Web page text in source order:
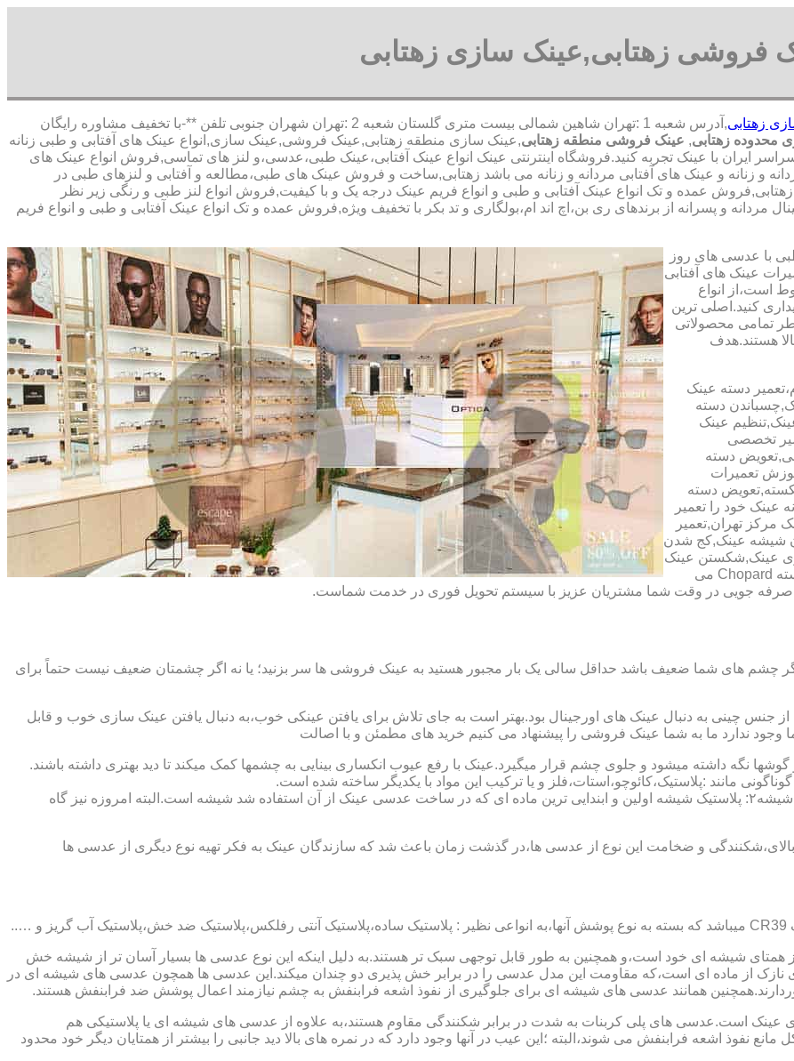
فروشی زهتابی,عینک سازی زهتابی
زهتابی
,آدرس شعبه 1 :تهران شاهین شمالی بیست متری گلستان شعبه 2 :تهران شهران جنوبی تلفن **-با تخفیف مشاوره رایگان
محدوده زهتابی, عینک فروشی منطقه زهتابی,عینک سازی منطقه زهتابی,عینک فروشی,عینک سازی,انواع عینک های آفتابی و طبی زنانه
ایران با عینک تجربه کنید.فروشگاه اینترنتی عینک انواع عینک آفتابی،عینک طبی،عدسی،و لنز های تماسی,فروش انواع عینک های
و زنانه و عینک های آفتابی مردانه و زنانه می باشد زهتابی,ساخت و فروش عینک های طبی،مطالعه و آفتابی و لنزهای طبی در
زهتابی,فروش عمده و تک انواع عینک آفتابی و طبی و انواع فریم عینک درجه یک و با کیفیت,فروش انواع لنز طبی و رنگی زیر نظر
مردانه و پسرانه از برندهای ری بن،اچ اند ام،بولگاری و تد بکر با تخفیف ویژه,فروش عمده و تک انواع عینک آفتابی و طبی و انواع فریم
با عدسی های روز
عینک های آفتابی
است،از انواع
کنید.اصلی ترین
تمامی محصولاتی
هستند.هدف
دسته عینک
دسته
عینک
تخصصی
دسته
تعمیرات
دسته
عینک خود را تعمیر
مرکز تهران,تعمیر
شیشه عینک,کج شدن
عینک,شکستن عینک
فلزی,تعمیر عینک بچه گانه,دسته Rey Ban,دسته AO,دسته Police,دسته Chopard می
صرفه جویی در وقت شما مشتریان عزیز با سیستم تحویل فوری در خدمت شماست.
چشم های شما ضعیف باشد حداقل سالی یک بار مجبور هستید به عینک فروشی ها سر بزنید؛ یا نه اگر چشمتان ضعیف نیست حتماً برای
جنس چینی به دنبال عینک های اورجینال بود.بهتر است به جای تلاش برای یافتن عینکی خوب،به دنبال یافتن عینک سازی خوب و قابل
وجود ندارد ما به شما عینک فروشی را پیشنهاد می کنیم خرید های مطمئن و با اصالت
نگه داشته میشود و جلوی چشم قرار میگیرد.عینک با رفع عیوب انکساری بینایی به چشمها کمک میکند تا دید بهتری داشته باشند.
مانند :پلاستیک،کائوچو،استات،فلز و یا ترکیب این مواد با یکدیگر ساخته شده است.
عدسی یا لنز :جنس عدسی عینکها از دو دسته ی کلی ساخته شده :۱ : شیشه۲: پلاستیک شیشه اولین و ابندایی ترین ماده ای که در ساخت عدسی عینک از آن استفاده شد شیشه است.البته امروزه نیز گاه
و ضخامت این نوع از عدسی ها،در گذشت زمان باعث شد که سازندگان عینک به فکر تهیه نوع دیگری از عدسی ها
همتای شیشه ای خود است،و همچنین به طور قابل توجهی سبک تر هستند.به دلیل اینکه این نوع عدسی ها بسیار آسان تر از شیشه خش
از ماده ای است،که مقاومت این مدل عدسی را در برابر خش پذیری دو چندان میکند.این عدسی ها همچون عدسی های شیشه ای در
همانند عدسی های شیشه ای برای جلوگیری از نفوذ اشعه فرابنفش به چشم نیازمند اعمال پوشش ضد فرابنفش هستند.
عینک است.عدسی های پلی کربنات به شدت در برابر شکنندگی مقاوم هستند،به علاوه از عدسی های شیشه ای یا پلاستیکی هم
نفوذ اشعه فرابنفش می شوند،البته ؛این عیب در آنها وجود دارد که در نمره های بالا دید جانبی را بیشتر از همتایان دیگر خود محدود